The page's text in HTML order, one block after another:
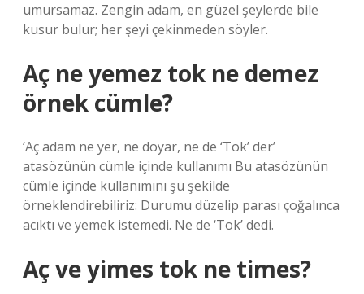
umursamaz. Zengin adam, en güzel şeylerde bile
kusur bulur; her şeyi çekinmeden söyler.
Aç ne yemez tok ne demez
örnek cümle?
‘Aç adam ne yer, ne doyar, ne de ‘Tok’ der’
atasözünün cümle içinde kullanımı Bu atasözünün
cümle içinde kullanımını şu şekilde
örneklendirebiliriz: Durumu düzelip parası çoğalınca
acıktı ve yemek istemedi. Ne de ‘Tok’ dedi.
Aç ve yimes tok ne times?